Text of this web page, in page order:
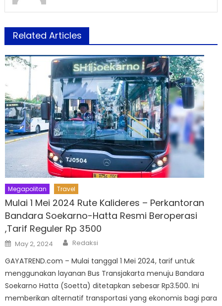
Related Articles
Megapolitan Travel
Mulai 1 Mei 2024 Rute Kalideres – Perkantoran
Bandara Soekarno-Hatta Resmi Beroperasi
,Tarif Reguler Rp 3500
Posted
on
May 2, 2024 Author
Redaksi
GAYATREND.com – Mulai tanggal 1 Mei 2024, tarif untuk
menggunakan layanan Bus Transjakarta menuju Bandara
Soekarno Hatta (Soetta) ditetapkan sebesar Rp3.500. Ini
memberikan alternatif transportasi yang ekonomis bagi para